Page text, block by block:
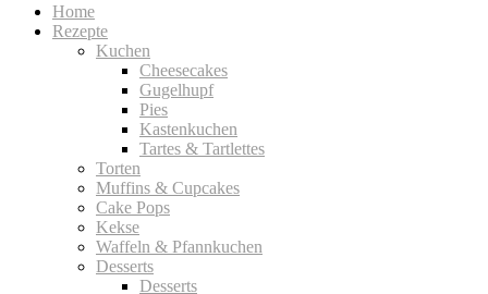
Home
Rezepte
Kuchen
Cheesecakes
Gugelhupf
Pies
Kastenkuchen
Tartes & Tartlettes
Torten
Muffins & Cupcakes
Cake Pops
Kekse
Waffeln & Pfannkuchen
Desserts
Desserts